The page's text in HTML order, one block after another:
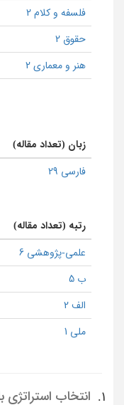
فلسفه و کلام 2
حقوق 2
هنر و معماری 2
زبان (تعداد مقاله)
فارسی 29
رتبه (تعداد مقاله)
علمی-پژوهشی 6
ب 5
الف 2
ملی 1
1.
انتخاب استراتژی